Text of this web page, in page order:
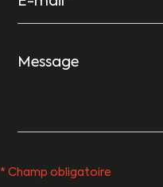
Message
*
* Champ obligatoire